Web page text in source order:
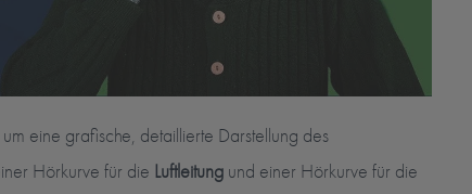
eine grafische, detaillierte Darstellung des
Hörkurve für die Luftleitung und einer Hörkurve für die